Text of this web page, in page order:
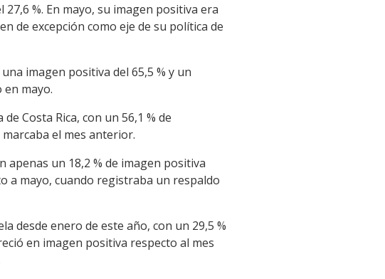
%. En mayo, su imagen positiva era
de excepción como eje de su política de
imagen positiva del 65,5 % y un
mayo.
Costa Rica, con un 56,1 % de
el mes anterior.
apenas un 18,2 % de imagen positiva
a mayo, cuando registraba un respaldo
desde enero de este año, con un 29,5 %
en imagen positiva respecto al mes